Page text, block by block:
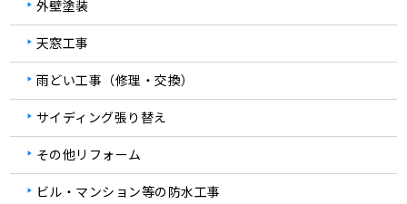
外壁塗装
天窓工事
雨どい工事（修理・交換）
サイディング張り替え
その他リフォーム
ビル・マンション等の防水工事